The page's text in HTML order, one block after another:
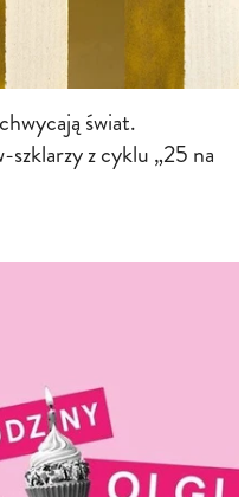
świat.
z cyklu „25 na